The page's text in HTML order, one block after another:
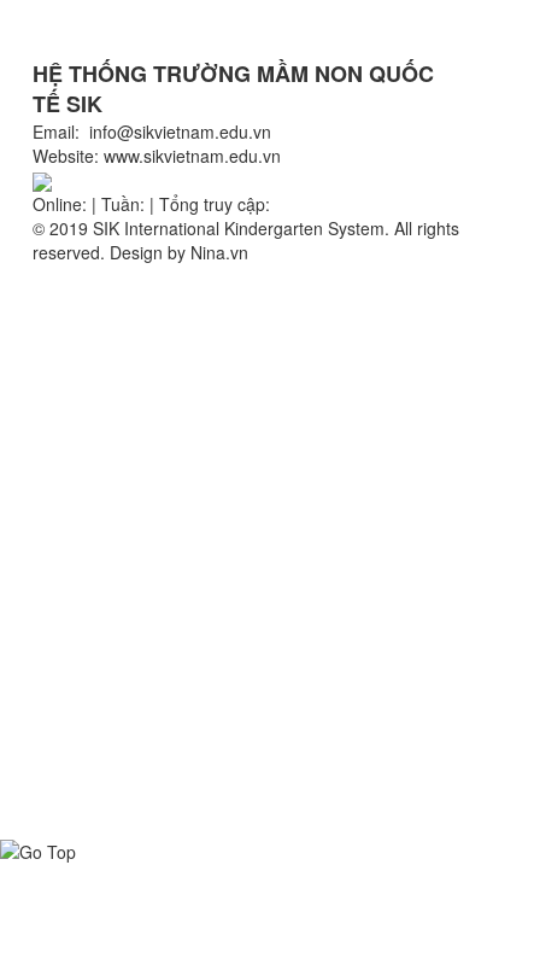
HỆ THỐNG TRƯỜNG MẦM NON QUỐC
TẾSIK
Email: info@sikvietnam.edu.vn
Website: www.sikvietnam.edu.vn
Online: | Tuần: | Tổng truy cập:
© 2019 SIK International Kindergarten System. All rights
reserved. Design by Nina.vn